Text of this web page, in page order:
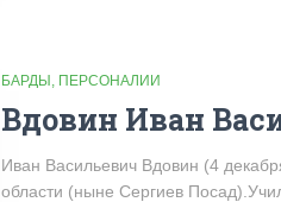
БАРДЫ ПЕРСОНАЛИИ
Вдовин Иван
Иван Васильевич Вдовин (4
области (ныне Сергиев